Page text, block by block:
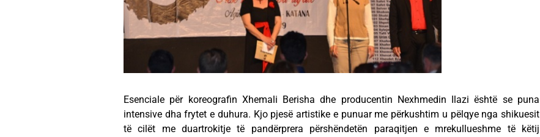
Esenciale për koreografin Xhemali Berisha dhe producentin Nexhmedin Ilazi është se puna
intensive dha frytet e duhura. Kjo pjesë artistike e punuar me përkushtim u pëlqye nga shikuesit
të cilët me duartrokitje të pandërprera përshëndetën paraqitjen e mrekullueshme të këtij